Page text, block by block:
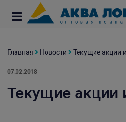
Главная Новости Текущие акции
07.02.2018
Текущие акции